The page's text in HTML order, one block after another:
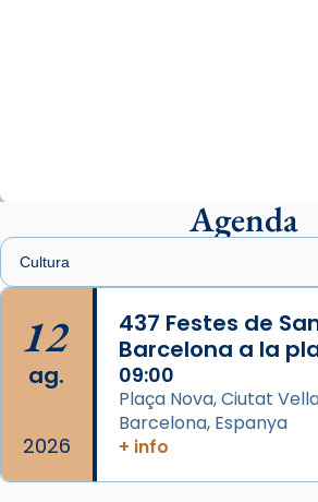
presidit aquest 27 de juliol la
Santes de Mataró.
🔗
📸 J. Merino
Photo
View on Facebook · Share
Arquebisbat de Barcelona
2 weeks ago
Agenda
12
ag.
2026
437 Festes de
Barcelona a la
09:00
Plaça Nova, Ciutat
Barcelona, Espanya
+ info